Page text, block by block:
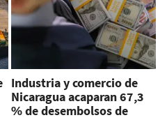
Industria y comercio de
Nicaragua acaparan 67,3
% de desembolsos de